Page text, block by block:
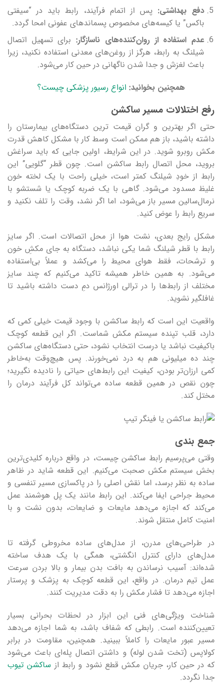
دفع بهداشتی: پس از اتمام فرآیند، رابط باید در “سیفتی
باکس” یا کیسه‌های مخصوص پسماندهای عفونی امحا گردد.
عدم استفاده از روان‌کننده‌های ناسازگار: برای تسهیل اتصال
شیلنگ به رابط، هرگز از روغن‌های معدنی استفاده نکنید، زیرا
باعث لغزش و جدا شدن ناگهانی در حین کار می‌شود.
همچنین بخوانید: انواع رسیور پزشکی چیست؟
رفع اختلالات مسیر ساکشن
حتی اگر بهترین و گران‌ قیمت‌ ترین دستگاه‌های بیمارستان را
داشته باشید، باز هم ممکن است وسط کار با مشکل کاهش قدرت
مکش روبرو شوید. در این شرایط، اولین جایی که باید سراغش
بروید، محل اتصال رابط ساکشن است. چون قطر “گلویی” این
رابط از خودِ شیلنگ کمتر است، خیلی راحت با یک لخته خون
غلیظ مسدود می‌شود. گاهی با یک ضربه کوچک یا شستشو با
نرمال‌سالین مسیر باز می‌شود، اما اگر نشد، وقت را تلف نکنید و
سریع رابط را عوض کنید.
مشکل رایج بعدی، نشت هوا از محل اتصالات است. اگر سایز
رابط با قطر شیلنگ شما یکی نباشد، دستگاه به جای مکشِ خون
و ترشحات، فقط هوای محیط را می‌کشد و عملاً بی‌استفاده
می‌شود. به همین خاطر همیشه تاکید می‌کنیم که چند سایز
مختلف از رابط‌ها را در ترالی اورژانس دمِ دست داشته باشید تا
غافلگیر نشوید.
واقعیت این است که رابط ساکشن با وجود قیمت خیلی کمی که
دارد، قلب تپنده سیستم مکش شماست. اگر این قطعه کوچک
باکیفیت نباشد یا درست انتخاب نشود، حتی دستگاه‌های ساکشن
چند ده میلیونی هم به درد نمی‌خورند. پس هیچ‌وقت به‌خاطر
کمی ارزان‌تر بودن، کیفیت این رابط‌های حیاتی را نادیده نگیرید؛
چون نقص در همین قطعه ساده می‌تواند کل فرآیند درمان را
مختل کند.
جمع بندی
وقتی می‌پرسیم رابط ساکشن چیست، در واقع درباره کلیدی‌ترین
بخش سیستم مکش صحبت می‌کنیم. این قطعه شاید در ظاهر
ساده به نظر برسد، اما نقش اصلی را در پاکسازی مسیر تنفسی و
محیط جراحی ایفا می‌کند. این رابط مانند یک پل هوشمند عمل
می‌کند که اجازه می‌دهد مایعات و ضایعات، بدون نشت و با
امنیت کامل منتقل شوند.
در طراحی‌های مدرن، از مدل‌های ساده مخروطی گرفته تا
مدل‌های دارای کنترل انگشتی، همگی با یک هدف ساخته
شده‌اند: آسیب نرساندن به بافت بدن بیمار و بالا بردن سرعت
عمل تیم درمان. در واقع، این قطعه کوچک به پزشک و پرستار
اجازه می‌دهد تا فشار مکش را به دقت مدیریت کنند.
شناخت ویژگی‌های فنی این ابزار در لحظات بحرانی بسیار
تعیین‌کننده است. رابطی که شفاف باشد، به شما اجازه می‌دهد
مسیر عبور مایعات را کاملاً ببینید. همچنین، مقاومت در برابر
کولاپس (تخت شدن لوله) و داشتن اتصال پله‌ای باعث می‌شود
که در حین کار، جریان مکش قطع نشود و رابط از ساکشن تیوب
جدا نگردد.